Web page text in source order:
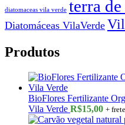
diatomaceas vila verde terra
Diatomáceas VilaVerde
Produtos
BioFlores Fertilizante
Vila Verde R$15,00 + frete